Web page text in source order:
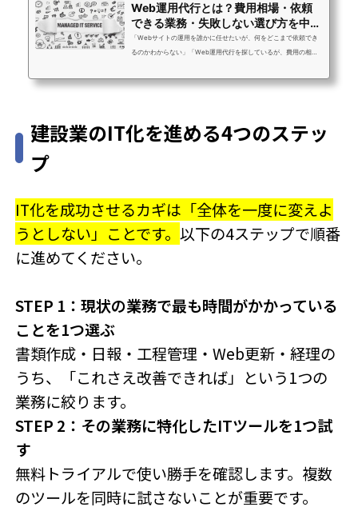
Web運用代行とは？費用相場・依頼
できる業務・失敗しない選び方を中小
企業向けに徹...
「Webサイトの運用を誰かに任せたいが、何をどこまで依頼でき
るのかわからない」「Web運用代行を探しているが、費用の相場
ているかわからなかった。次こそ失敗したくない」ウェブ担さん
ようとしても違いがわかりにくいのが現状です。この記事では、
Web運用代行とは何か・依頼できる業務の範囲・費用相場・失敗
建設業のIT化を進める4つのステッ
プ
IT化を成功させるカギは「全体を一度に変えよ
うとしない」ことです。以下の4ステップで順番
に進めてください。
STEP 1：現状の業務で最も時間がかかっている
ことを1つ選ぶ
書類作成・日報・工程管理・Web更新・経理の
うち、「これさえ改善できれば」という1つの
業務に絞ります。
STEP 2：その業務に特化したITツールを1つ試
す
無料トライアルで使い勝手を確認します。複数
のツールを同時に試さないことが重要です。